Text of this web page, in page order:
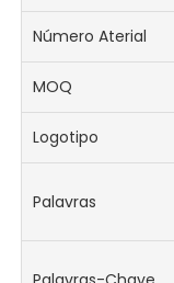
Número Aterial
MOQ
Logotipo
Palavras